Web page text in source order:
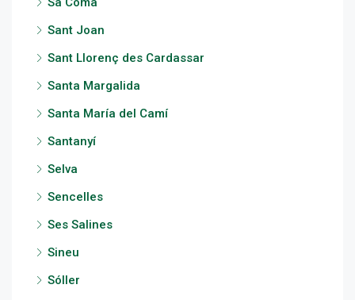
Sant Joan
Sant Llorenç des Cardassar
Santa Margalida
Santa María del Camí
Santanyí
Selva
Sencelles
Ses Salines
Sineu
Sóller